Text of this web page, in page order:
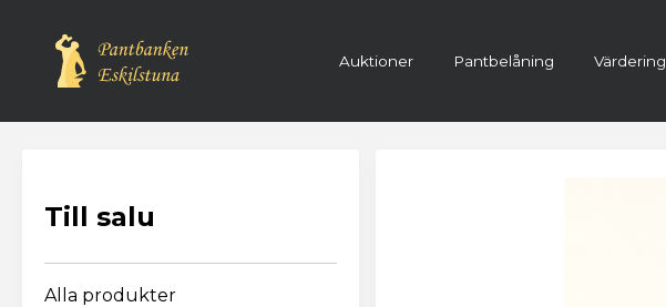
Registrera konto
Auktioner Pantbelåning Värdering
Till salu
Alla produkter